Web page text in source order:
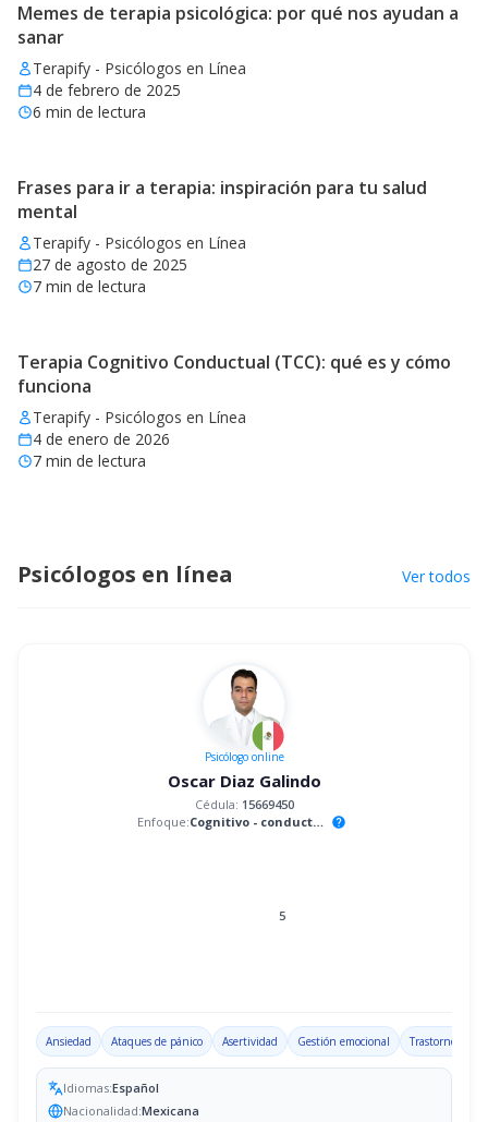
Memes de terapia psicológica: por qué nos ayudan a
sanar
Terapify - Psicólogos en Línea
4 de febrero de 2025
6 min de lectura
Frases para ir a terapia: inspiración para tu salud
mental
Terapify - Psicólogos en Línea
27 de agosto de 2025
7 min de lectura
Terapia Cognitivo Conductual (TCC): qué es y cómo
funciona
Terapify - Psicólogos en Línea
4 de enero de 2026
7 min de lectura
Psicólogos en línea Ver todos
Psicólogoonline
Oscar Diaz Galindo
Cédula: 15669450
Enfoque:
Cognitivo - conductual help
5
Ansiedad Ataques de pánico Asertividad Gestión emocional Trastorno por
Idiomas:Español
Nacionalidad:Mexicana